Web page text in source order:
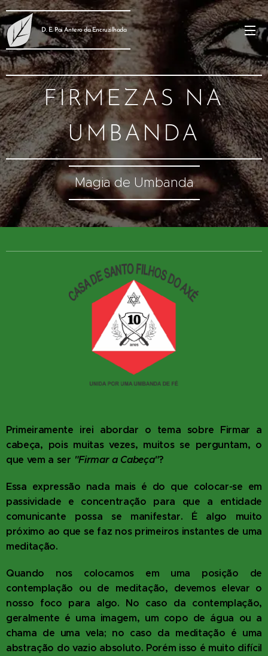
D. E. Pai Antero da Encruzilhada
FIRMEZAS NA
UMBANDA
Magia de Umbanda
Primeiramente irei abordar o tema sobre Firmar a
cabeça, pois muitas vezes, muitos se perguntam, o
que vem a ser "Firmar a Cabeça"?
Essa expressão nada mais é do que colocar-se em
passividade e concentração para que a entidade
comunicante possa se manifestar. É algo muito
próximo ao que se faz nos primeiros instantes de uma
meditação.
Quando nos colocamos em uma posição de
contemplação ou de meditação, devemos elevar o
nosso foco para algo. No caso da contemplação,
geralmente é uma imagem, um copo de água ou a
chama de uma vela; no caso da meditação é uma
abstração do vazio absoluto. Porém isso é muito difícil